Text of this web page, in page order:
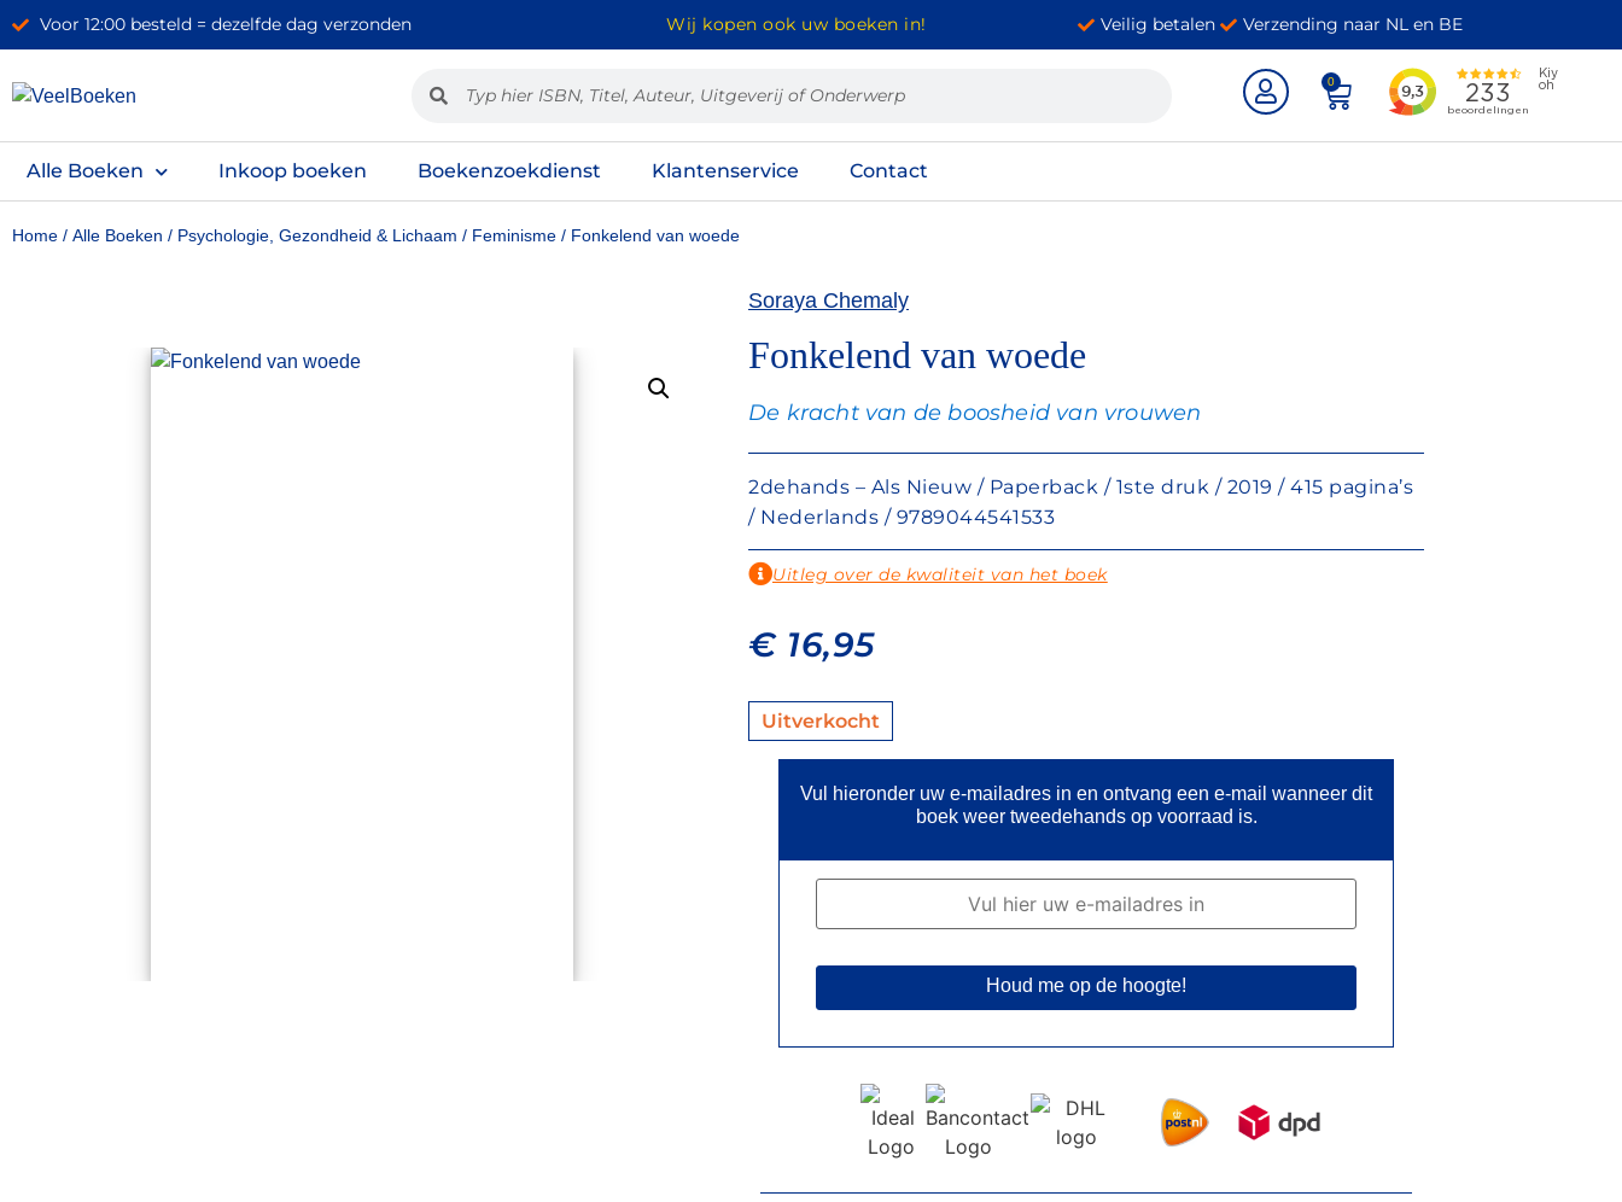
Voor 12:00 besteld = dezelfde dag verzonden Wij kopen ook uw boeken in! Veilig betalen Verzending naar NL en BE
0
Alle Boeken Inkoop boeken Boekenzoekdienst Klantenservice Contact
Home / Alle Boeken / Psychologie, Gezondheid & Lichaam / Feminisme / Fonkelend van woede
Soraya Chemaly
Fonkelend van woede
De kracht van de boosheid van vrouwen
2dehands – Als Nieuw / Paperback / 1ste druk / 2019 / 415 pagina’s
/ Nederlands / 9789044541533
Uitleg over de kwaliteit van het boek
€16,95
Uitverkocht
Vul hieronder uw e-mailadres in en ontvang een e-mail wanneer dit
boek weer tweedehands op voorraad is.
Houd me op de hoogte!